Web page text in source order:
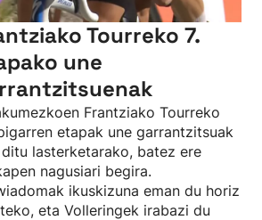
Tourreko 7.
une
Frantziako Tourreko
etapak une garrantzitsuak
lasterketarako, batez ere
nagusiari begira.
ikuskizuna eman du horiz
eta Volleringek irabazi du